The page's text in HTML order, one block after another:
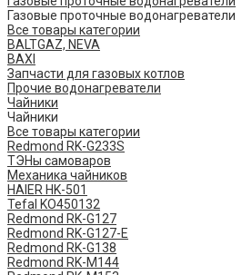
Газовые проточные водонагреватели
Все товары категории
BALTGAZ, NEVA
BAXI
Запчасти для газовых котлов
Прочие водонагреватели
Чайники
Чайники
Все товары категории
Redmond RK-G233S
ТЭНы самоваров
Механика чайников
HAIER HK-501
Tefal KO450132
​Redmond ​RK-G127
Redmond ​RK-G127-E
Redmond RK-G138
Redmond RK-M144